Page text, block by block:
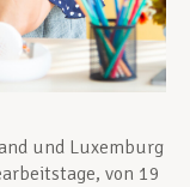
und Luxemburg
von 19